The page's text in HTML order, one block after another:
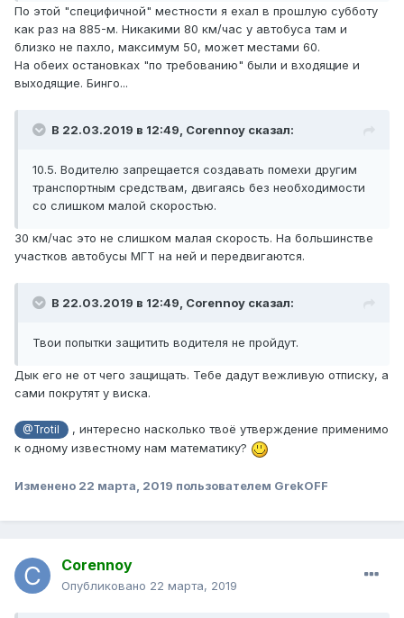
По этой "специфичной" местности я ехал в прошлую субботу
как раз на 885-м. Никакими 80 км/час у автобуса там и
близко не пахло, максимум 50, может местами 60.
На обеих остановках "по требованию" были и входящие и
выходящие. Бинго...
В 22.03.2019 в 12:49, Corennoy сказал:
10.5. Водителю запрещается создавать помехи другим
транспортным средствам, двигаясь без необходимости
со слишком малой скоростью.
30 км/час это не слишком малая скорость. На большинстве
участков автобусы МГТ на ней и передвигаются.
В 22.03.2019 в 12:49, Corennoy сказал:
Твои попытки защитить водителя не пройдут.
Дык его не от чего защищать. Тебе дадут вежливую отписку, а
сами покрутят у виска.
@Trotil
, интересно насколько твоё утверждение применимо
к одному известному нам математику?
Изменено 22 марта, 2019 пользователем GrekOFF
Corennoy
Опубликовано 22 марта, 2019